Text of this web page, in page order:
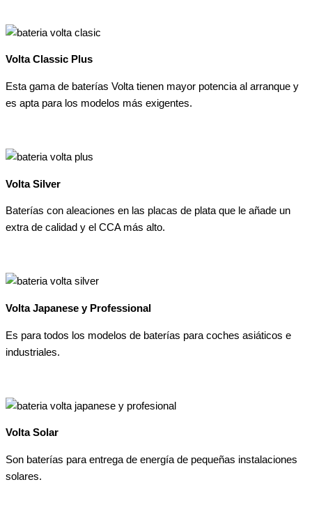
Volta Classic Plus
Esta gama de baterías Volta tienen mayor potencia al arranque y
es apta para los modelos más exigentes.
Volta Silver
Baterías con aleaciones en las placas de plata que le añade un
extra de calidad y el CCA más alto.
Volta Japanese y Professional
Es para todos los modelos de baterías para coches asiáticos e
industriales.
Volta Solar
Son baterías para entrega de energía de pequeñas instalaciones
solares.